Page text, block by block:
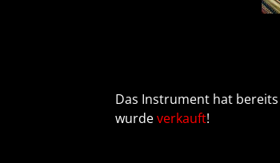
Das Instrument hat
wurdeverkauft!